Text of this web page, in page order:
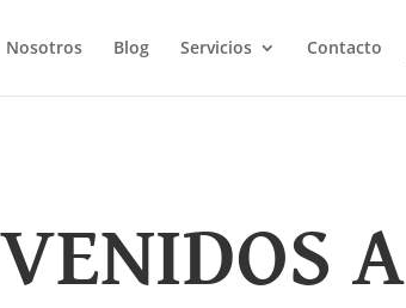
Nosotros Blog Servicios Contacto
A